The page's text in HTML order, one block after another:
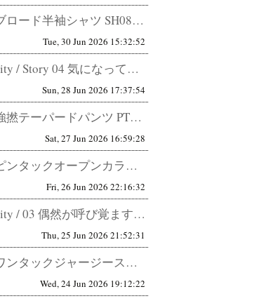
STILL BY HAND ブロード半袖シャツ SH08261 普通ではない、普通。デザインを気付かせないデザイン。 こ...
Tue, 30 Jun 2026 15:32:52
A Moment of the City / Story 04 気になってきた、アメカジ。 中野区在住 34歳 会社員 ...
Sun, 28 Jun 2026 17:37:54
STILL BY HAND 強撚テーパードパンツ PT01262 きちんと見せるためではない。 格好良く見せるためのスラ...
Sat, 27 Jun 2026 16:59:28
STILL BY HAND ピンタックオープンカラーシャツ SH07261 普通に見えてしまうほど、作り込まれている。 ...
Fri, 26 Jun 2026 22:16:32
A Moment of the City / 03 偶然が呼び覚ます、自分のBPM 都内在住 53歳 町中華ならぬ町セレ...
Thu, 25 Jun 2026 21:52:31
STILL BY HAND ワンタックジャージースラックス CS06261 快適なパンツは増えた。 最近は本当に快適なパ...
Wed, 24 Jun 2026 19:12:22